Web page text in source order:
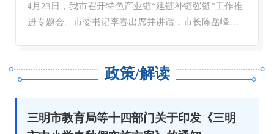
4月23日，我市召开特色产业链“延链补链强链”工作推
进专题会。市委书记李春出席并讲话，市长陈岳峰主
政策/解读
三明市教育局等十四部门关于印发《三明